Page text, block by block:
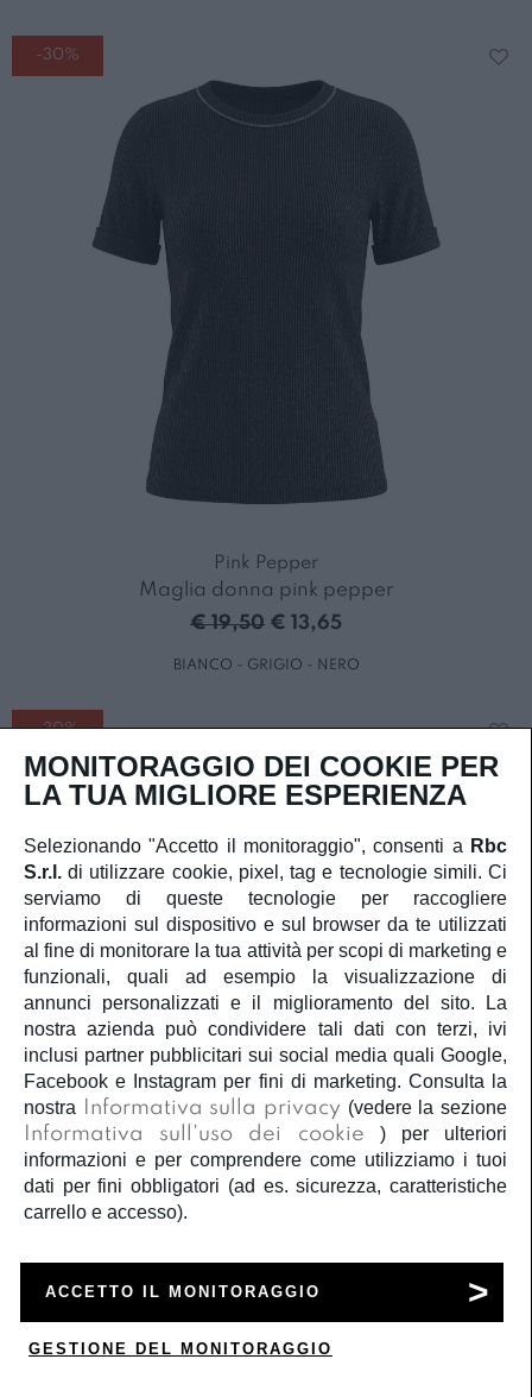
-30%
Pink Pepper
Maglia donna pink pepper
€ 19,50 € 13,65
BIANCO - GRIGIO - NERO
-30%
Camicia donna pink pepper
€ 41,50 € 29,05
BIANCO - GIALLO
MONITORAGGIO DEI COOKIE PER
LA TUA MIGLIORE ESPERIENZA
Selezionando "Accetto il monitoraggio", consenti a Rbc
S.r.l. di utilizzare cookie, pixel, tag e tecnologie simili. Ci
serviamo di queste tecnologie per raccogliere
informazioni sul dispositivo e sul browser da te utilizzati
al fine di monitorare la tua attività per scopi di marketing e
funzionali, quali ad esempio la visualizzazione di
annunci personalizzati e il miglioramento del sito. La
nostra azienda può condividere tali dati con terzi, ivi
inclusi partner pubblicitari sui social media quali Google,
Facebook e Instagram per fini di marketing. Consulta la
nostra
Informativa sulla privacy (vedere la sezione
Informativa sull'uso dei cookie
) per ulteriori
informazioni e per comprendere come utilizziamo i tuoi
dati per fini obbligatori (ad es. sicurezza, caratteristiche
carrello e accesso).
ACCETTO IL MONITORAGGIO
GESTIONE DEL MONITORAGGIO